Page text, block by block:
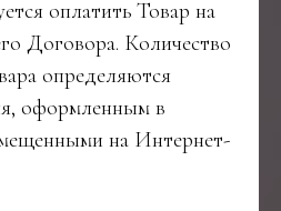
оплатить Товар на
Договора. Количество
определяются
оформленным в
на Интернет-